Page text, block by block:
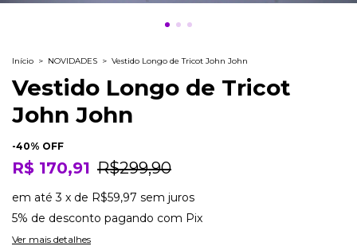
Início > NOVIDADES > Vestido Longo de Tricot John John
Vestido Longo de Tricot
John John
-40% OFF
R$ 170,91 R$299,90
em até3 x de R$59,97 sem juros
5% de desconto pagando com Pix
Ver mais detalhes